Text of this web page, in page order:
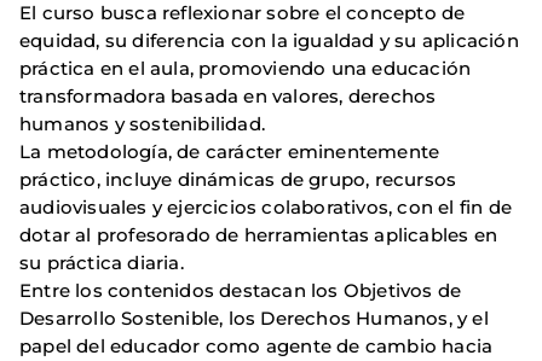
El curso busca reflexionar sobre el concepto de
equidad, su diferencia con la igualdad y su aplicación
práctica en el aula, promoviendo una educación
transformadora basada en valores, derechos
humanos y sostenibilidad.
La metodología, de carácter eminentemente
práctico, incluye dinámicas de grupo, recursos
audiovisuales y ejercicios colaborativos, con el fin de
dotar al profesorado de herramientas aplicables en
su práctica diaria.
Entre los contenidos destacan los Objetivos de
Desarrollo Sostenible, los Derechos Humanos, y el
papel del educador como agente de cambio hacia